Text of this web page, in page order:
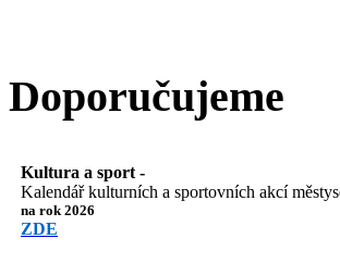
Doporučujeme
Kultura a sport -
Kalendář kulturních a sportovních akcí
na rok 2026
ZDE